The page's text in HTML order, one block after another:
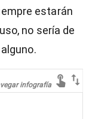
estarán
no sería de